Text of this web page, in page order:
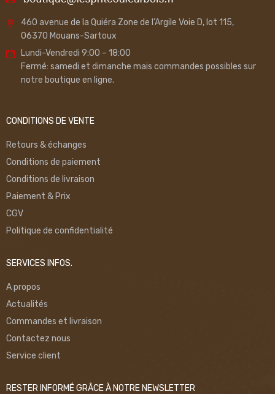
460 avenue de la Quiéra Zone de l’Argile Voie D, lot 115,
06370 Mouans-Sartoux
Lundi-Vendredi 9:00 – 18:00
Fermé: samedi et dimanche mais commandes possibles sur
notre boutique en ligne.
CONDITIONS DE VENTE
Retours & échanges
Conditions de paiement
Conditions de livraison
Paiement & Prix
CGV
Politique de confidentialité
SERVICES INFOS.
A propos
Actualités
Commandes et livraison
Contactez nous
Service client
RESTER INFORMÉ GRÂCE À NOTRE NEWSLETTER